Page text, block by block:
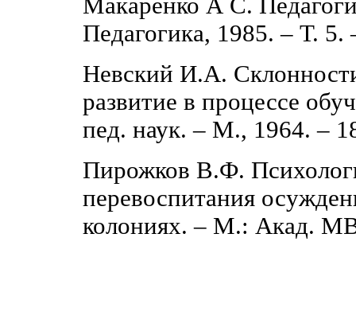
Макаренко А С.
Педагогика, 1985. ‒ Т. 5.
Невский И.А.
развитие в процессе
пед. наук. ‒ М., 1964. ‒
Пирожков В.Ф.
перевоспитания
колониях. ‒ М.: Акад.